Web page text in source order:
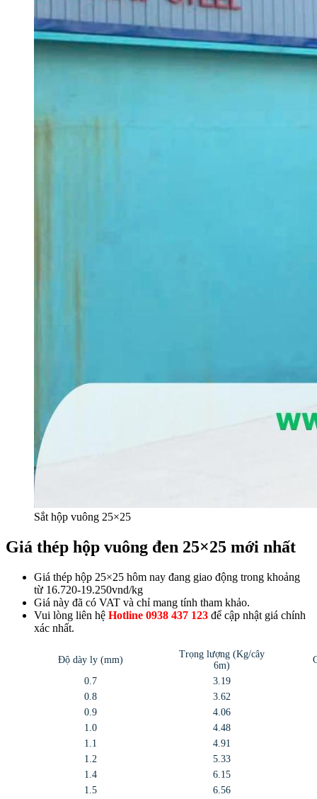
Sắt hộp vuông 25×25
Giá thép hộp vuông đen 25×25 mới nhất
Giá thép hộp 25×25 hôm nay đang giao động trong khoảng
từ 16.720-19.250vnd/kg
Giá này đã có VAT và chỉ mang tính tham khảo.
Vui lòng liên hệ Hotline 0938 437 123 để cập nhật giá chính
xác nhất.
Độ dày ly (mm)
Trọng lượng (Kg/cây
6m)
0.7
3.19
0.8
3.62
0.9
4.06
1.0
4.48
1.1
4.91
1.2
5.33
1.4
6.15
1.5
6.56